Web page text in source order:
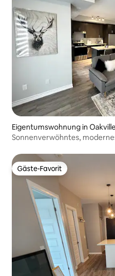
Eigentumswohnung in Oakville
Sonnenverwöhntes,
Gäste-Favorit
Gäste-Favorit